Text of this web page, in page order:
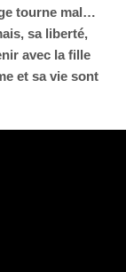
tourne mal…
sa liberté,
avec la fille
et sa vie sont